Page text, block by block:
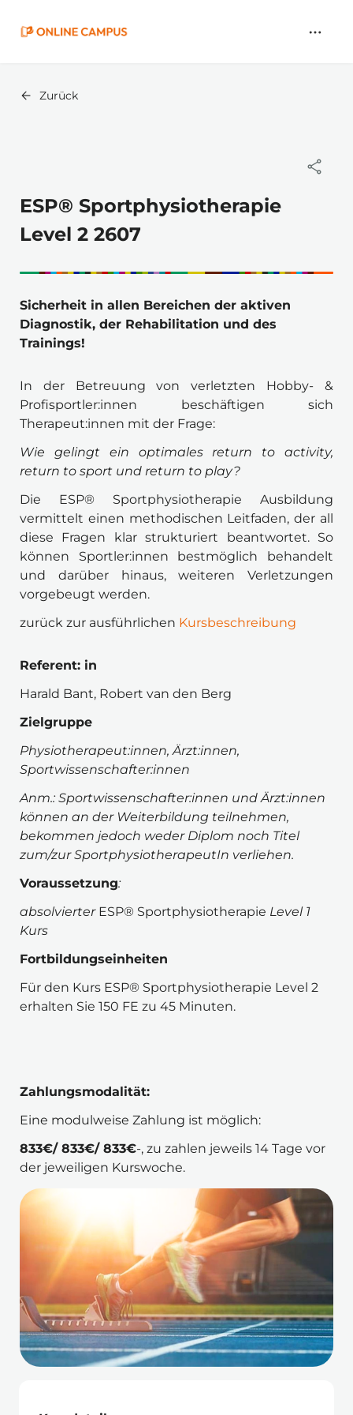
Zurück
ESP® Sportphysiotherapie
Level 2 2607
Sicherheit in allen Bereichen der aktiven
Diagnostik, der Rehabilitation und des
Trainings!
In der Betreuung von verletzten Hobby- &
Profisportler:innen beschäftigen sich
Therapeut:innen mit der Frage:
Wie gelingt ein optimales return to activity,
return to sport und return to play?
Die ESP® Sportphysiotherapie Ausbildung
vermittelt einen methodischen Leitfaden, der all
diese Fragen klar strukturiert beantwortet. So
können Sportler:innen bestmöglich behandelt
und darüber hinaus, weiteren Verletzungen
vorgebeugt werden.
zurück zur ausführlichen Kursbeschreibung
Referent: in
Harald Bant, Robert van den Berg
Zielgruppe
Physiotherapeut:innen, Ärzt:innen,
Sportwissenschafter:innen
Anm.: Sportwissenschafter:innen und Ärzt:innen
können an der Weiterbildung teilnehmen,
bekommen jedoch weder Diplom noch Titel
zum/zur SportphysiotherapeutIn verliehen.
Voraussetzung:
absolvierter ESP® Sportphysiotherapie Level 1
Kurs
Fortbildungseinheiten
Für den Kurs ESP® Sportphysiotherapie Level 2
erhalten Sie 150 FE zu 45 Minuten.
Zahlungsmodalität:
Eine modulweise Zahlung ist möglich:
833€/ 833€/ 833€-, zu zahlen jeweils 14 Tage vor
der jeweiligen Kurswoche.